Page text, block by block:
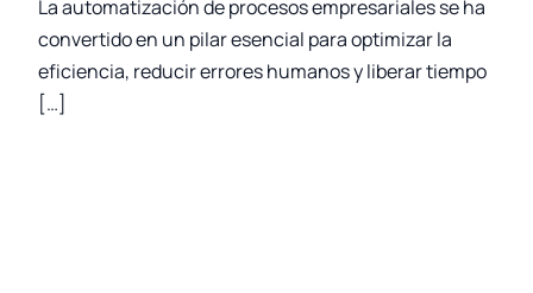
La automatización de procesos empresariales se ha
convertido en un pilar esencial para optimizar la
eficiencia, reducir errores humanos y liberar tiempo
[…]